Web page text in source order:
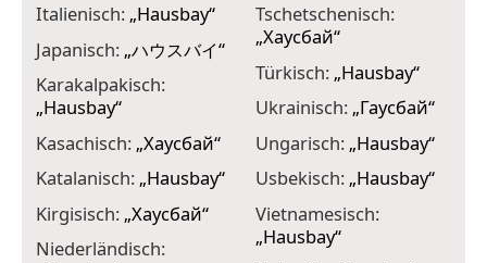
Italienisch: „Hausbay“
Japanisch: „ハウスバイ“
Karakalpakisch:
„Hausbay“
Kasachisch: „Хаусбай“
Katalanisch: „Hausbay“
Kirgisisch: „Хаусбай“
Niederländisch:
Tschetschenisch:
„Хаусбай“
Türkisch: „Hausbay“
Ukrainisch: „Гаусбай“
Ungarisch: „Hausbay“
Usbekisch: „Hausbay“
Vietnamesisch:
„Hausbay“